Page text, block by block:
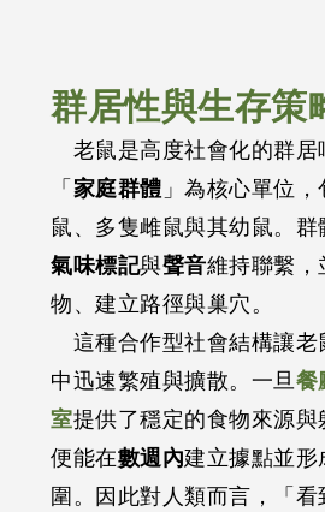
群居性與生存策
老鼠是高度社會化的群居
「 家庭群體 」為核心單位
鼠、多隻雌鼠與其幼鼠。群
氣味標記與聲音維持聯繫，
物、建立路徑與巢穴。
這種合作型社會結構讓老
中迅速繁殖與擴散。一旦餐
室提供了穩定的食物來源
便能在數週內建立據點並形
圍。因此對人類而言，「看